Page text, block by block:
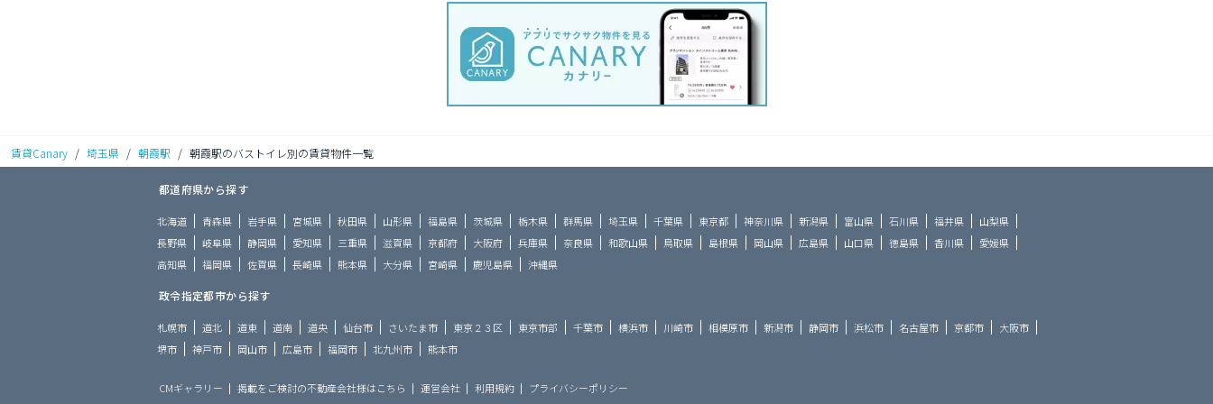
賃貸Canary / 埼玉県 / 朝霞駅 / 朝霞駅のバストイレ別の賃貸物件一覧
都道府県から探す
北海道 青森県 岩手県 宮城県 秋田県 山形県 福島県 茨城県 栃木県 群馬県 埼玉県 千葉県 東京都 神奈川県 新潟県 富山県 石川県 福井県
山梨県
長野県
岐阜県 静岡県 愛知県 三重県 滋賀県 京都府 大阪府 兵庫県 奈良県 和歌山県 鳥取県 島根県 岡山県 広島県 山口県 徳島県 香川県
愛媛県
高知県
福岡県 佐賀県 長崎県 熊本県 大分県 宮崎県 鹿児島県 沖縄県
政令指定都市から探す
札幌市 道北 道東 道南 道央 仙台市 さいたま市 東京２３区 東京市部 千葉市 横浜市 川崎市 相模原市 新潟市 静岡市 浜松市 名古屋市 京都市
大阪市
堺市
神戸市 岡山市 広島市 福岡市 北九州市 熊本市
CMギャラリー 掲載をご検討の不動産会社様はこちら 運営会社 利用規約 プライバシーポリシー